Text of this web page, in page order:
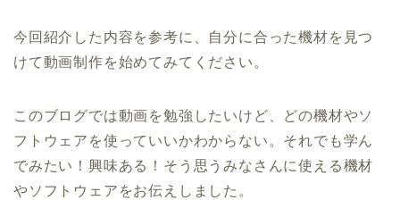
今回紹介した内容を参考に、自分に合った機材を見つ
けて動画制作を始めてみてください。
このブログでは動画を勉強したいけど、どの機材やソ
フトウェアを使っていいかわからない。それでも学ん
でみたい！興味ある！そう思うみなさんに使える機材
やソフトウェアをお伝えしました。